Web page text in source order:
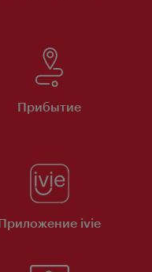
Прибытие
ivie